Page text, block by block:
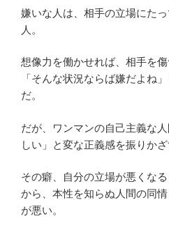
嫌いな人は、相手の立場にた
人。
想像力を働かせれば、相手を傷
「そんな状況ならば嫌だよね
だ。
だが、ワンマンの自己主義な
しい」と変な正義感を振りかざ
その癖、自分の立場が悪くな
から、本性を知らぬ人間の同
が悪い。